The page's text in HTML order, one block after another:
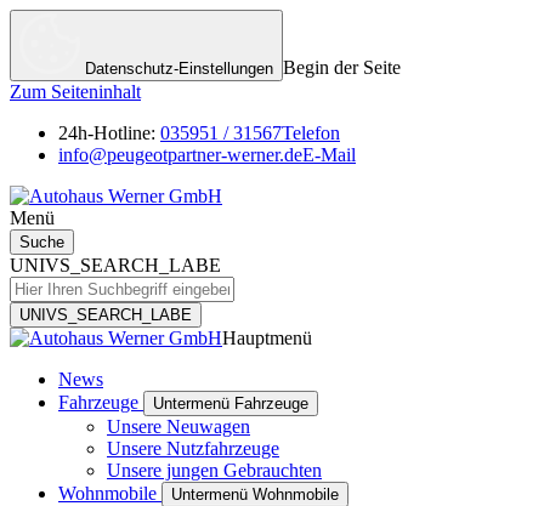
Datenschutz-Einstellungen Begin der Seite
Zum Seiteninhalt
24h-Hotline: 035951 / 31567Telefon
info@peugeotpartner-werner.deE-Mail
Menü
Suche
UNIVS_SEARCH_LABE
UNIVS_SEARCH_LABE
Hauptmenü
News
Fahrzeuge
Untermenü Fahrzeuge
Unsere Neuwagen
Unsere Nutzfahrzeuge
Unsere jungen Gebrauchten
Wohnmobile
Untermenü Wohnmobile